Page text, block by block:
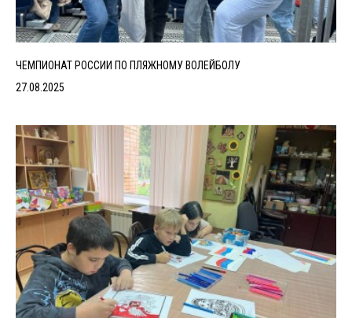
ЧЕМПИОНАТ РОССИИ ПО ПЛЯЖНОМУ ВОЛЕЙБОЛУ
27.08.2025